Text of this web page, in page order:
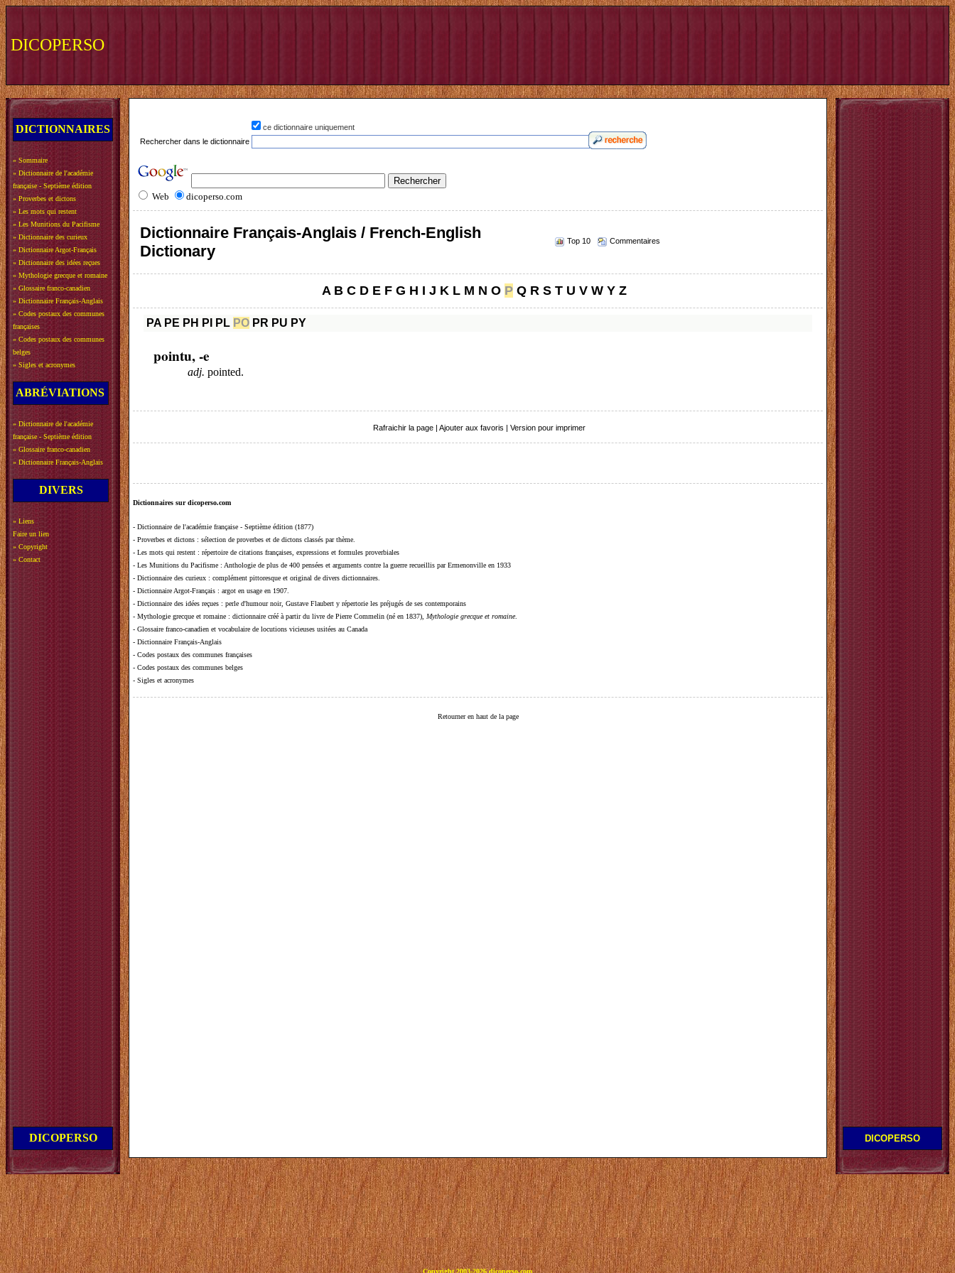
DICOPERSO
DICTIONNAIRES
» Sommaire
» Dictionnaire de l'académie
française - Septième édition
» Proverbes et dictons
» Les mots qui restent
» Les Munitions du Pacifisme
» Dictionnaire des curieux
» Dictionnaire Argot-Français
» Dictionnaire des idées reçues
» Mythologie grecque et romaine
» Glossaire franco-canadien
» Dictionnaire Français-Anglais
» Codes postaux des communes
françaises
» Codes postaux des communes
belges
» Sigles et acronymes
ABRÉVIATIONS
» Dictionnaire de l'académie
française - Septième édition
» Glossaire franco-canadien
» Dictionnaire Français-Anglais
DIVERS
» Liens
Faire un lien
» Copyright
» Contact
DICOPERSO
ce dictionnaire uniquement
Rechercher dans le dictionnaire
Web dicoperso.com
Dictionnaire Français-Anglais / French-English
Dictionary
Top 10 Commentaires
A B C D E F G H I J K L M N O P Q R S T U V W Y Z
PA PE PH PI PL PO PR PU PY
pointu, -e
adj. pointed.
Rafraichir la page | Ajouter aux favoris | Version pour imprimer
Dictionnaires sur dicoperso.com
- Dictionnaire de l'académie française - Septième édition (1877)
- Proverbes et dictons : sélection de proverbes et de dictons classés par thème.
- Les mots qui restent : répertoire de citations françaises, expressions et formules proverbiales
- Les Munitions du Pacifisme : Anthologie de plus de 400 pensées et arguments contre la guerre recueillis par Ermenonville en 1933
- Dictionnaire des curieux : complément pittoresque et original de divers dictionnaires.
- Dictionnaire Argot-Français : argot en usage en 1907.
- Dictionnaire des idées reçues : perle d'humour noir, Gustave Flaubert y répertorie les préjugés de ses contemporains
- Mythologie grecque et romaine : dictionnaire créé à partir du livre de Pierre Commelin (né en 1837), Mythologie grecque et romaine.
- Glossaire franco-canadien et vocabulaire de locutions vicieuses usitées au Canada
- Dictionnaire Français-Anglais
- Codes postaux des communes françaises
- Codes postaux des communes belges
- Sigles et acronymes
Retourner en haut de la page
DICOPERSO
Copyright 2003-2026 dicoperso.com